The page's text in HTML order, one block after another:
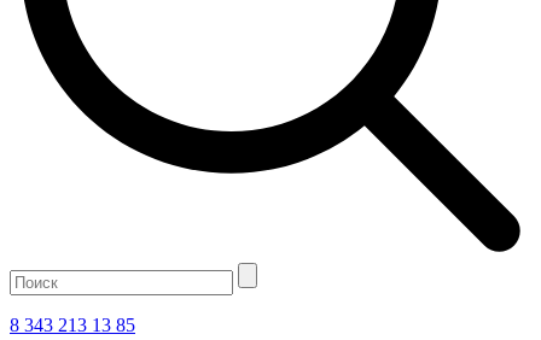
8 343 213 13 85